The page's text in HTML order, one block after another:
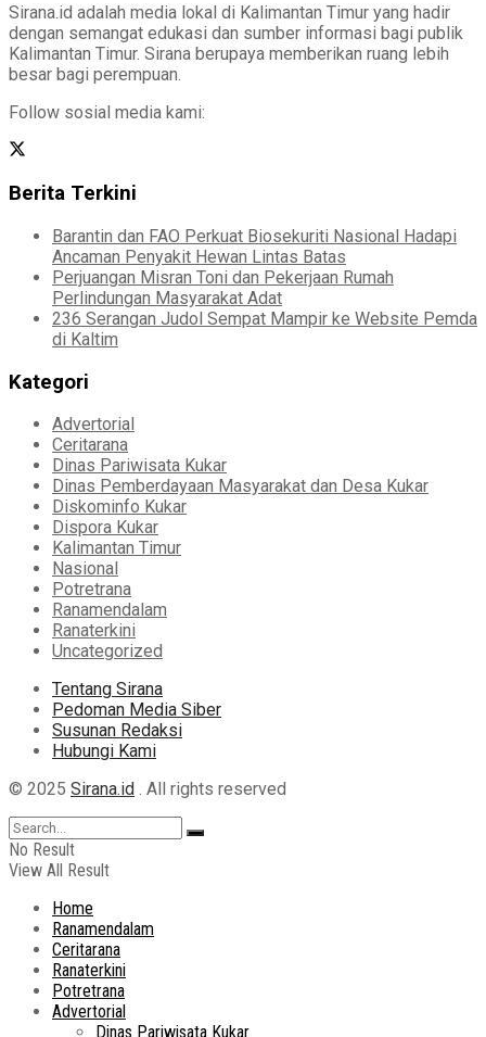
Sirana.id adalah media lokal di Kalimantan Timur yang hadir
dengan semangat edukasi dan sumber informasi bagi publik
Kalimantan Timur. Sirana berupaya memberikan ruang lebih
besar bagi perempuan.
Follow sosial media kami:
Berita Terkini
Barantin dan FAO Perkuat Biosekuriti Nasional Hadapi
Ancaman Penyakit Hewan Lintas Batas
Perjuangan Misran Toni dan Pekerjaan Rumah
Perlindungan Masyarakat Adat
236 Serangan Judol Sempat Mampir ke Website Pemda
di Kaltim
Kategori
Advertorial
Ceritarana
Dinas Pariwisata Kukar
Dinas Pemberdayaan Masyarakat dan Desa Kukar
Diskominfo Kukar
Dispora Kukar
Kalimantan Timur
Nasional
Potretrana
Ranamendalam
Ranaterkini
Uncategorized
Tentang Sirana
Pedoman Media Siber
Susunan Redaksi
Hubungi Kami
© 2025 Sirana.id . All rights reserved
No Result
View All Result
Home
Ranamendalam
Ceritarana
Ranaterkini
Potretrana
Advertorial
Dinas Pariwisata Kukar